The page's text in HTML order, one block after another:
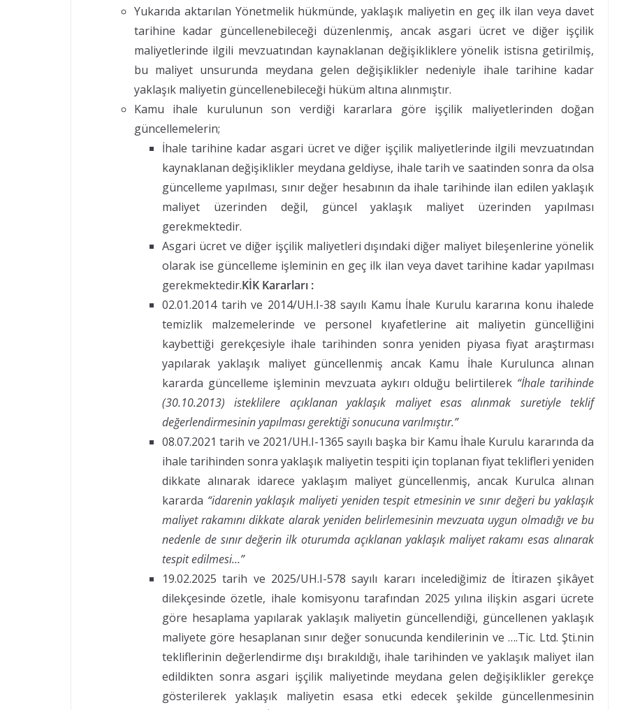
Yukarıda aktarılan Yönetmelik hükmünde, yaklaşık maliyetin en geç ilk ilan veya davet
tarihine kadar güncellenebileceği düzenlenmiş, ancak asgari ücret ve diğer işçilik
maliyetlerinde ilgili mevzuatından kaynaklanan değişikliklere yönelik istisna getirilmiş,
bu maliyet unsurunda meydana gelen değişiklikler nedeniyle ihale tarihine kadar
yaklaşık maliyetin güncellenebileceği hüküm altına alınmıştır.
Kamu ihale kurulunun son verdiği kararlara göre işçilik maliyetlerinden doğan
güncellemelerin;
İhale tarihine kadar asgari ücret ve diğer işçilik maliyetlerinde ilgili mevzuatından
kaynaklanan değişiklikler meydana geldiyse, ihale tarih ve saatinden sonra da olsa
güncelleme yapılması, sınır değer hesabının da ihale tarihinde ilan edilen yaklaşık
maliyet üzerinden değil, güncel yaklaşık maliyet üzerinden yapılması
gerekmektedir.
Asgari ücret ve diğer işçilik maliyetleri dışındaki diğer maliyet bileşenlerine yönelik
olarak ise güncelleme işleminin en geç ilk ilan veya davet tarihine kadar yapılması
gerekmektedir.KİK Kararları :
02.01.2014 tarih ve 2014/UH.I-38 sayılı Kamu İhale Kurulu kararına konu ihalede
temizlik malzemelerinde ve personel kıyafetlerine ait maliyetin güncelliğini
kaybettiği gerekçesiyle ihale tarihinden sonra yeniden piyasa fiyat araştırması
yapılarak yaklaşık maliyet güncellenmiş ancak Kamu İhale Kurulunca alınan
kararda güncelleme işleminin mevzuata aykırı olduğu belirtilerek “İhale tarihinde
(30.10.2013) isteklilere açıklanan yaklaşık maliyet esas alınmak suretiyle teklif
değerlendirmesinin yapılması gerektiği sonucuna varılmıştır.”
08.07.2021 tarih ve 2021/UH.I-1365 sayılı başka bir Kamu İhale Kurulu kararında da
ihale tarihinden sonra yaklaşık maliyetin tespiti için toplanan fiyat teklifleri yeniden
dikkate alınarak idarece yaklaşım maliyet güncellenmiş, ancak Kurulca alınan
kararda “idarenin yaklaşık maliyeti yeniden tespit etmesinin ve sınır değeri bu yaklaşık
maliyet rakamını dikkate alarak yeniden belirlemesinin mevzuata uygun olmadığı ve bu
nedenle de sınır değerin ilk oturumda açıklanan yaklaşık maliyet rakamı esas alınarak
tespit edilmesi…”
19.02.2025 tarih ve 2025/UH.I-578 sayılı kararı incelediğimiz de İtirazen şikâyet
dilekçesinde özetle, ihale komisyonu tarafından 2025 yılına ilişkin asgari ücrete
göre hesaplama yapılarak yaklaşık maliyetin güncellendiği, güncellenen yaklaşık
maliyete göre hesaplanan sınır değer sonucunda kendilerinin ve ….Tic. Ltd. Şti.nin
tekliflerinin değerlendirme dışı bırakıldığı, ihale tarihinden ve yaklaşık maliyet ilan
edildikten sonra asgari işçilik maliyetinde meydana gelen değişiklikler gerekçe
gösterilerek yaklaşık maliyetin esasa etki edecek şekilde güncellenmesinin